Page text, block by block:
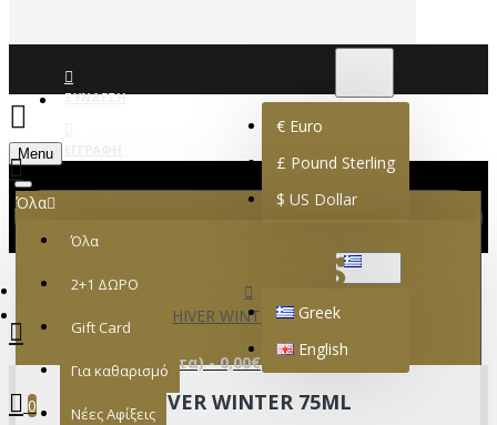
ΣΎΝΔΕΣΗ
€ Euro
£ Pound Sterling
$ US Dollar
Greek
English
Menu
0 προϊόν(τα) - 0,00€
0
Όλα
Όλα
2+1 ΔΩΡΟ
Gift Card
Για καθαρισμό
Νέες Αφίξεις
HIVER WINTER 75ML
HIVER WINTER 75ML